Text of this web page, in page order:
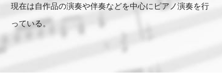
現在は自作品の演奏や伴奏などを中心にピアノ演奏を行
っている。